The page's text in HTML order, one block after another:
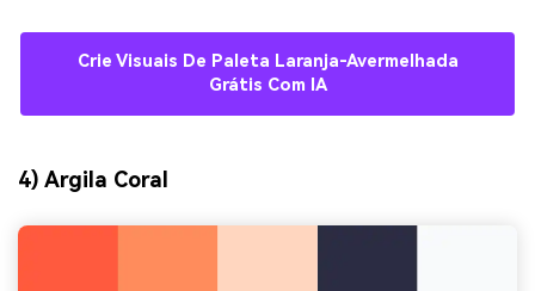
Crie Visuais De Paleta Laranja-Avermelhada
Grátis Com IA
4) Argila Coral